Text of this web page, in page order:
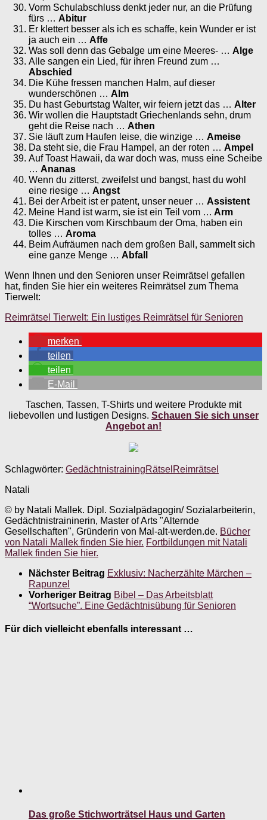
Vorm Schulabschluss denkt jeder nur, an die Prüfung
fürs … Abitur
Er klettert besser als ich es schaffe, kein Wunder er ist
ja auch ein … Affe
Was soll denn das Gebalge um eine Meeres- … Alge
Alle sangen ein Lied, für ihren Freund zum …
Abschied
Die Kühe fressen manchen Halm, auf dieser
wunderschönen … Alm
Du hast Geburtstag Walter, wir feiern jetzt das … Alter
Wir wollen die Hauptstadt Griechenlands sehn, drum
geht die Reise nach … Athen
Sie läuft zum Haufen leise, die winzige … Ameise
Da steht sie, die Frau Hampel, an der roten … Ampel
Auf Toast Hawaii, da war doch was, muss eine Scheibe
… Ananas
Wenn du zitterst, zweifelst und bangst, hast du wohl
eine riesige … Angst
Bei der Arbeit ist er patent, unser neuer … Assistent
Meine Hand ist warm, sie ist ein Teil vom … Arm
Die Kirschen vom Kirschbaum der Oma, haben ein
tolles … Aroma
Beim Aufräumen nach dem großen Ball, sammelt sich
eine ganze Menge … Abfall
Wenn Ihnen und den Senioren unser Reimrätsel gefallen
hat, finden Sie hier ein weiteres Reimrätsel zum Thema
Tierwelt:
Reimrätsel Tierwelt: Ein lustiges Reimrätsel für Senioren
merken
teilen
teilen
E-Mail
Taschen, Tassen, T-Shirts und weitere Produkte mit
liebevollen und lustigen Designs. Schauen Sie sich unser
Angebot an!
Schlagwörter: GedächtnistrainingRätsel Reimrätsel
Natali
© by Natali Mallek. Dipl. Sozialpädagogin/ Sozialarbeiterin,
Gedächtnistraininerin, Master of Arts "Alternde
Gesellschaften", Gründerin von Mal-alt-werden.de. Bücher
von Natali Mallek finden Sie hier. Fortbildungen mit Natali
Mallek finden Sie hier.
Nächster Beitrag Exklusiv: Nacherzählte Märchen –
Rapunzel
Vorheriger Beitrag Bibel – Das Arbeitsblatt
“Wortsuche”. Eine Gedächtnisübung für Senioren
Für dich vielleicht ebenfalls interessant …
Das große Stichworträtsel Haus und Garten